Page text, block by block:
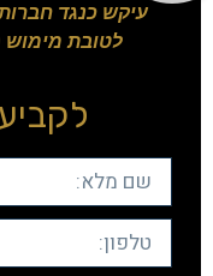
עיקש כנגד
לטובת מימוש